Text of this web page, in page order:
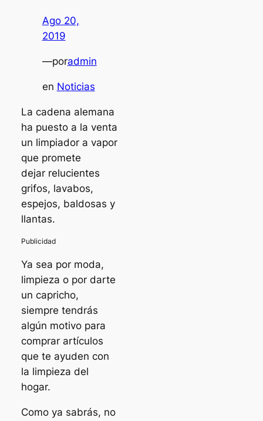
Ago 20,
2019
—poradmin
en Noticias
La cadena alemana
ha puesto a la venta
un limpiador a vapor
que promete
dejar relucientes
grifos, lavabos,
espejos, baldosas y
llantas.
Ya sea por moda,
limpieza o por darte
un capricho,
siempre tendrás
algún motivo para
comprar artículos
que te ayuden con
la limpieza del
hogar.
Como ya sabrás, no